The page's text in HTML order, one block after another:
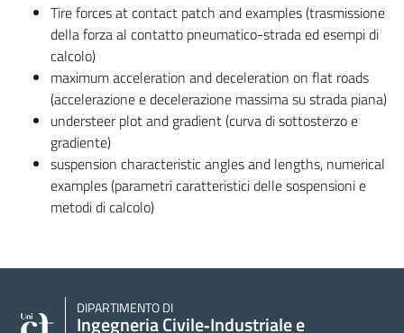
Tire forces at contact patch and examples (trasmissione
della forza al contatto pneumatico-strada ed esempi di
calcolo)
maximum acceleration and deceleration on flat roads
(accelerazione e decelerazione massima su strada piana)
understeer plot and gradient (curva di sottosterzo e
gradiente)
suspension characteristic angles and lengths, numerical
examples (parametri caratteristici delle sospensioni e
metodi di calcolo)
DIPARTIMENTO DI
Ingegneria Civile‑Industriale e